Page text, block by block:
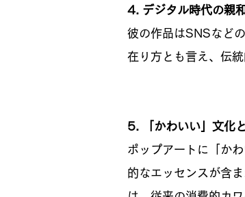
4. デジタル時代の親
彼の作品はSNSなど
在り方とも言え、伝
5. 「かわいい」文化
ポップアートに「か
的なエッセンスが含